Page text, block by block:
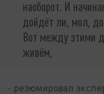
наоборот. И
дойдёт ли, мол,
Вот между этими
живём,
- резюмировал